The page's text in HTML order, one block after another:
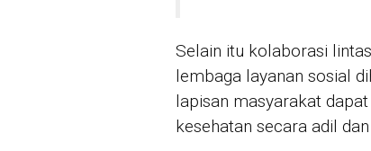
Selain itu kolaborasi
lembaga layanan sosial
lapisan masyarakat
kesehatan secara adil